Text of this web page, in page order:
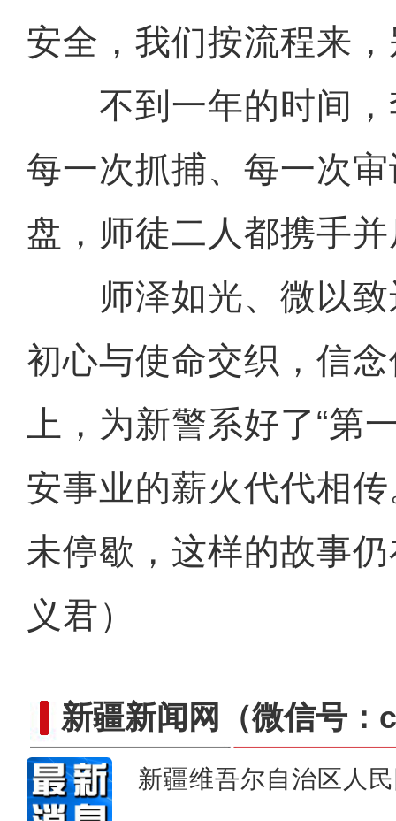
安全，我们按流程来，
不到一年的时间，
每一次抓捕、每一次
盘，师徒二人都携手
师泽如光、微以致
初心与使命交织，信
上，为新警系好了“第
安事业的薪火代代相
未停歇，这样的故事
义君）
新疆新闻网 （微信号
新疆维吾尔自治区人